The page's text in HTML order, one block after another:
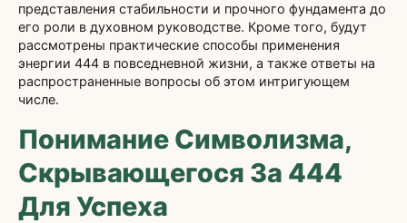
представления стабильности и прочного фундамента до
его роли в духовном руководстве. Кроме того, будут
рассмотрены практические способы применения
энергии 444 в повседневной жизни, а также ответы на
распространенные вопросы об этом интригующем
числе.
Понимание Символизма,
Скрывающегося За 444
Для Успеха